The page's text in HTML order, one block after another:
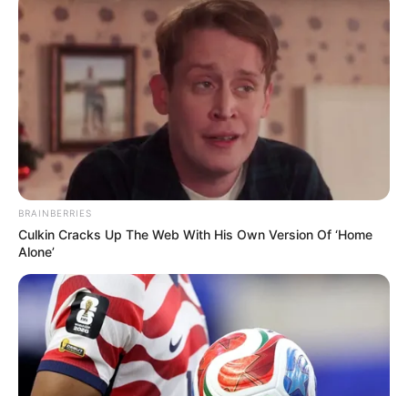
BRAINBERRIES
Culkin Cracks Up The Web With His Own Version Of ‘Home
Alone’